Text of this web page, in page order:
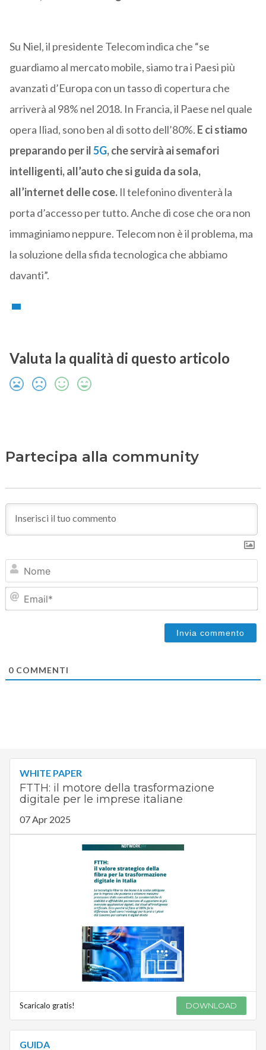
Su Niel, il presidente Telecom indica che “se
guardiamo al mercato mobile, siamo tra i Paesi più
avanzati d’Europa con un tasso di copertura che
arriverà al 98% nel 2018. In Francia, il Paese nel quale
opera Iliad, sono ben al di sotto dell’80%. E ci stiamo
preparando per il5G, che servirà ai semafori
intelligenti, all’auto che si guida da sola,
all’internet delle cose.Il telefonino diventerà la
porta d’accesso per tutto. Anche di cose che ora non
immaginiamo neppure. Telecom non è il problema, ma
la soluzione della sfida tecnologica che abbiamo
davanti”.
Valuta la qualità di questo articolo
Partecipa alla community
0COMMENTI
WHITE PAPER
FTTH: il motore della trasformazione
digitale per le imprese italiane
07 Apr 2025
Scaricalo gratis! DOWNLOAD
GUIDA